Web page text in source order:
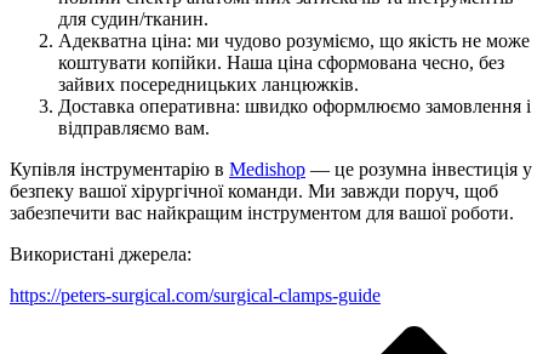
для судин/тканин.
Адекватна ціна: ми чудово розуміємо, що якість не може
коштувати копійки. Наша ціна сформована чесно, без
зайвих посередницьких ланцюжків.
Доставка оперативна: швидко оформлюємо замовлення і
відправляємо вам.
Купівля інструментарію в Medishop — це розумна інвестиція у
безпеку вашої хірургічної команди. Ми завжди поруч, щоб
забезпечити вас найкращим інструментом для вашої роботи.
Використані джерела:
https://peters-surgical.com/surgical-clamps-guide